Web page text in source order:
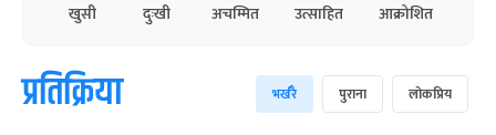
खुसी दुःखी अचम्मित उत्साहित आक्रोशित
प्रतिक्रिया भर्खरै पुराना लोकप्रिय